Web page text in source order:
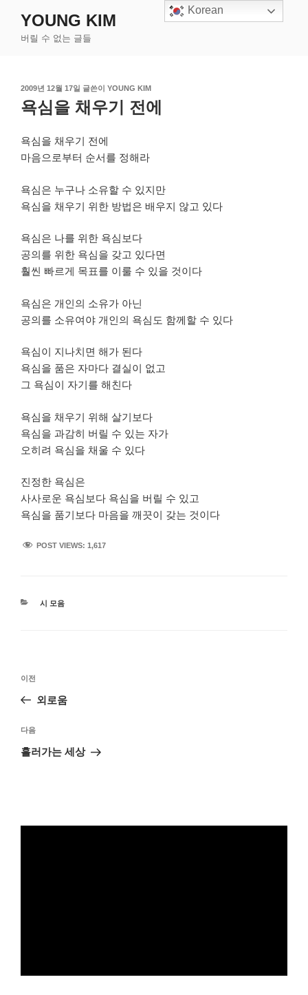
YOUNG KIM
버릴 수 없는 글들
작
성
일
2009년 12월 17일 글쓴이 YOUNG KIM
욕심을 채우기 전에
욕심을 채우기 전에
마음으로부터 순서를 정해라
욕심은 누구나 소유할 수 있지만
욕심을 채우기 위한 방법은 배우지 않고 있다
욕심은 나를 위한 욕심보다
공의를 위한 욕심을 갖고 있다면
훨씬 빠르게 목표를 이룰 수 있을 것이다
욕심은 개인의 소유가 아닌
공의를 소유여야 개인의 욕심도 함께할 수 있다
욕심이 지나치면 해가 된다
욕심을 품은 자마다 결실이 없고
그 욕심이 자기를 해친다
욕심을 채우기 위해 살기보다
욕심을 과감히 버릴 수 있는 자가
오히려 욕심을 채울 수 있다
진정한 욕심은
사사로운 욕심보다 욕심을 버릴 수 있고
욕심을 품기보다 마음을 깨끗이 갖는 것이다
POST VIEWS: 1,617
카
시 모음
색
이
전
이전
외로움
다
음
다음
흘러가는 세상
Korean